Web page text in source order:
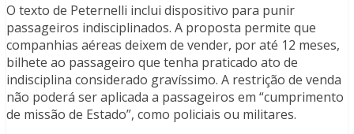
O texto de Peternelli inclui dispositivo para punir
passageiros indisciplinados. A proposta permite que
companhias aéreas deixem de vender, por até 12 meses,
bilhete ao passageiro que tenha praticado ato de
indisciplina considerado gravíssimo. A restrição de venda
não poderá ser aplicada a passageiros em “cumprimento
de missão de Estado”, como policiais ou militares.